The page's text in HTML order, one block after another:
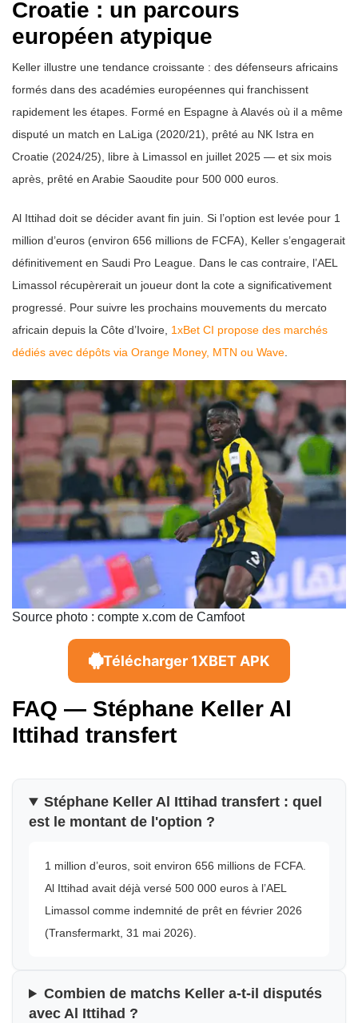
Croatie : un parcours
européen atypique
Keller illustre une tendance croissante : des défenseurs africains
formés dans des académies européennes qui franchissent
rapidement les étapes. Formé en Espagne à Alavés où il a même
disputé un match en LaLiga (2020/21), prêté au NK Istra en
Croatie (2024/25), libre à Limassol en juillet 2025 — et six mois
après, prêté en Arabie Saoudite pour 500 000 euros.
Al Ittihad doit se décider avant fin juin. Si l’option est levée pour 1
million d’euros (environ 656 millions de FCFA), Keller s’engagerait
définitivement en Saudi Pro League. Dans le cas contraire, l’AEL
Limassol récupèrerait un joueur dont la cote a significativement
progressé. Pour suivre les prochains mouvements du mercato
africain depuis la Côte d’Ivoire, 1xBet CI propose des marchés
dédiés avec dépôts via Orange Money, MTN ou Wave.
Source photo : compte x.com de Camfoot
Télécharger 1XBET APK
FAQ — Stéphane Keller Al
Ittihad transfert
Stéphane Keller Al Ittihad transfert : quel
est le montant de l'option ?
1 million d’euros, soit environ 656 millions de FCFA.
Al Ittihad avait déjà versé 500 000 euros à l’AEL
Limassol comme indemnité de prêt en février 2026
(Transfermarkt, 31 mai 2026).
Combien de matchs Keller a-t-il disputés
avec Al Ittihad ?